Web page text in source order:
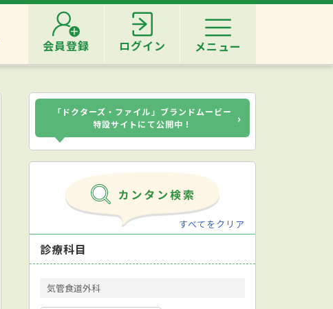
会員登録 ログイン メニュー
「ドクターズ・ファイル」ブランドムービー
特設サイトにて公開中！
›
すべてをクリア
診療科目
気管食道外科